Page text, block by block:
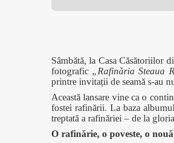
Sâmbătă, la Casa Căsătoriilor
fotografic „Rafinăria Steaua
printre invitații de seamă s-au
Această lansare vine ca o
fostei rafinării. La baza
treptată a rafinăriei – de la
O rafinărie, o poveste, o